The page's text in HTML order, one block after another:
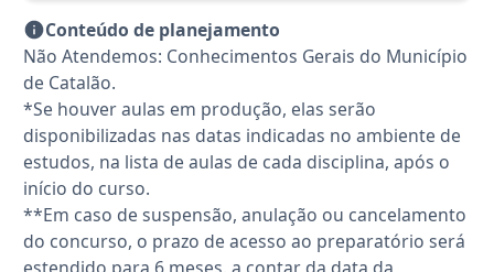
Conteúdo de planejamento
Não Atendemos: Conhecimentos Gerais do Município
de Catalão.
*Se houver aulas em produção, elas serão
disponibilizadas nas datas indicadas no ambiente de
estudos, na lista de aulas de cada disciplina, após o
início do curso.
**Em caso de suspensão, anulação ou cancelamento
do concurso, o prazo de acesso ao preparatório será